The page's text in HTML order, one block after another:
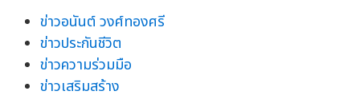
ข่าวอนันต์ วงศ์ทองศรี
ข่าวประกันชีวิต
ข่าวความร่วมมือ
ข่าวเสริมสร้าง